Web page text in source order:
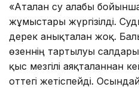
«Аталған су алабы
жұмыстары жүргізілді.
дерек анықталған жоқ.
өзеннің тартылуы
қыс мезгілі аяқталғаннан
оттегі жетіспейді.